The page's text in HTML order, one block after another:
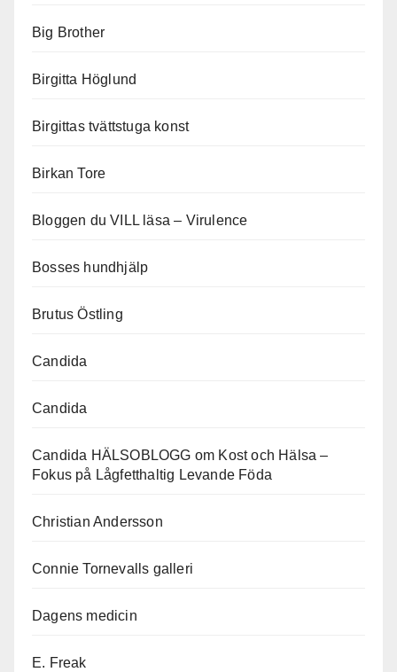
Big Brother
Birgitta Höglund
Birgittas tvättstuga konst
Birkan Tore
Bloggen du VILL läsa – Virulence
Bosses hundhjälp
Brutus Östling
Candida
Candida
Candida HÄLSOBLOGG om Kost och Hälsa –
Fokus på Lågfetthaltig Levande Föda
Christian Andersson
Connie Tornevalls galleri
Dagens medicin
E. Freak